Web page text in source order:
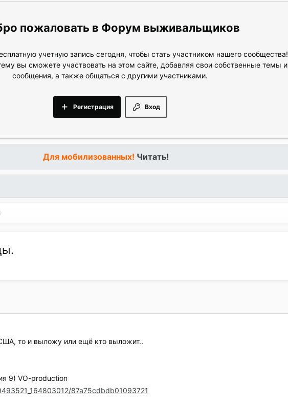
Форум выживальщиков
учетную запись сегодня, чтобы стать участником нашего сообщества!
вы сможете участвовать на этом сайте, добавляя свои собственные темы и
сообщения, а также общаться с другими участниками.
Вход
Регистрация
Для мобилизованных! Читать!
то и выложу или ещё кто выложит..
9) VO-production
87a75cdbdb01093721